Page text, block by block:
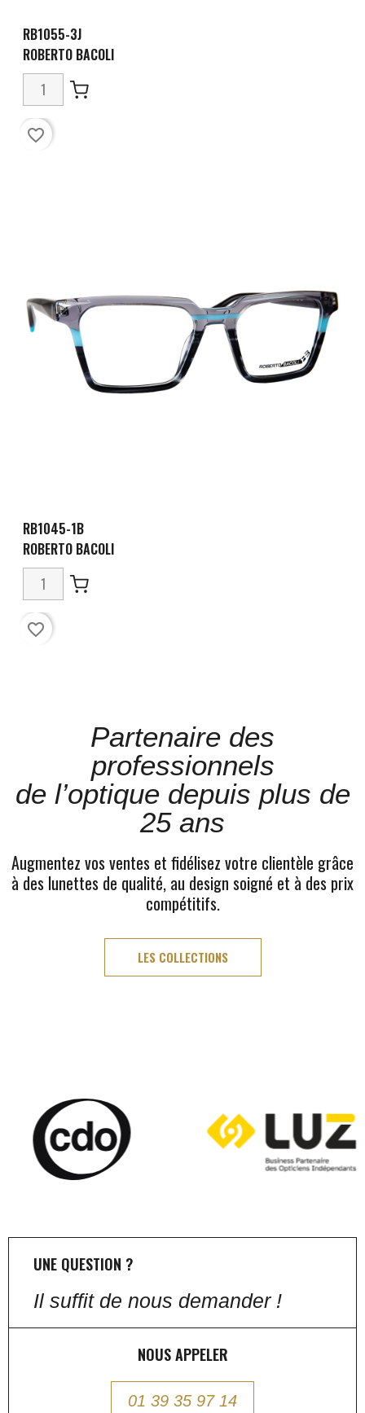
RB1055-3J
ROBERTO BACOLI
favorite_border
RB1045-1B
ROBERTO BACOLI
favorite_border
Partenaire des
professionnels
de l’optique depuis plus de
25 ans
Augmentez vos ventes et fidélisez votre clientèle grâce
à des lunettes de qualité, au design soigné et à des prix
compétitifs.
LES COLLECTIONS
UNE QUESTION ?
Il suffit de nous demander !
NOUS APPELER
01 39 35 97 14